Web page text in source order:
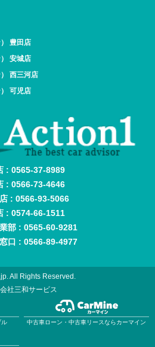
豊田店
安城店
西三河店
可児店
: 0565-37-8989
: 0566-73-4646
: 0566-93-5066
: 0574-66-1511
部 : 0565-60-9281
口 : 0566-89-4977
All Rights Reserved.
社三和サービス
ル 中古車ローン・中古車リースならカーマイン